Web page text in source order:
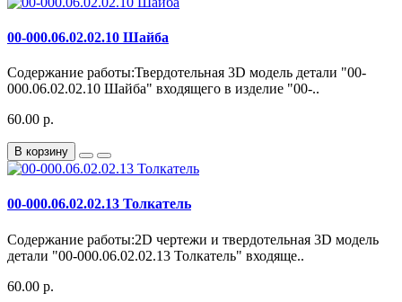
00-000.06.02.02.10 Шайба
Содержание работы:Твердотельная 3D модель детали "00-
000.06.02.02.10 Шайба" входящего в изделие "00-..
60.00 р.
В корзину
00-000.06.02.02.13 Толкатель
Содержание работы:2D чертежи и твердотельная 3D модель
детали "00-000.06.02.02.13 Толкатель" входяще..
60.00 р.